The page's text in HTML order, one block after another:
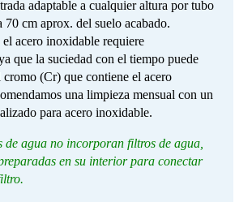
adaptable a cualquier altura por tubo
70 cm aprox. del suelo acabado.
acero inoxidable requiere
que la suciedad con el tiempo puede
cromo (Cr) que contiene el acero
una limpieza mensual con un
para acero inoxidable.
de agua no incorporan filtros de agua,
en su interior para conectar